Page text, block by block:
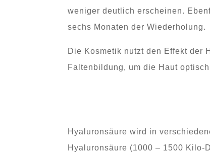
weniger deutlich erscheinen.
sechs Monaten der Wiederholung.
Die Kosmetik nutzt den Effekt der
Faltenbildung, um die Haut
Hyaluronsäure wird in
Hyaluronsäure (1000 – 1500